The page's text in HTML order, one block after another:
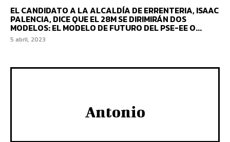
EL CANDIDATO A LA ALCALDÍA DE ERRENTERIA, ISAAC
PALENCIA, DICE QUE EL 28M SE DIRIMIRÁN DOS
MODELOS: EL MODELO DE FUTURO DEL PSE-EE O...
5 abril, 2023
Antonio